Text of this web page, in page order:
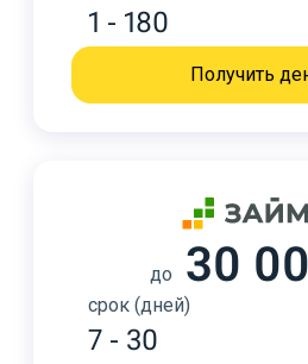
1 - 180
Получить
до 30
срок (дней)
7 - 30